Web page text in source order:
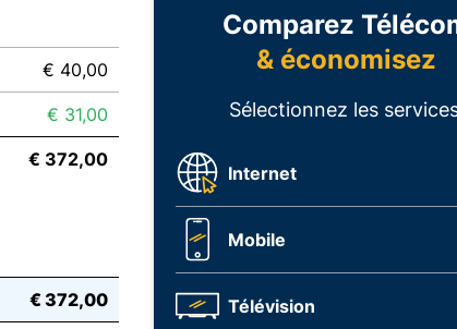
€ 40,00
€ 31,00
€ 372,00
€ 372,00
Comparez
& économisez
Sélectionnez les
Internet
Mobile
Télévision